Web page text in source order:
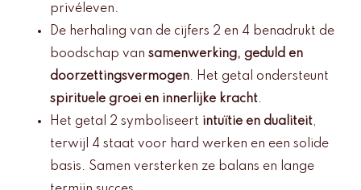
privéleven.
De herhaling van de cijfers 2 en 4 benadrukt de
boodschap van samenwerking, geduld en
doorzettingsvermogen. Het getal ondersteunt
spirituele groei en innerlijke kracht.
Het getal 2 symboliseert intuïtie en dualiteit,
terwijl 4 staat voor hard werken en een solide
basis. Samen versterken ze balans en lange